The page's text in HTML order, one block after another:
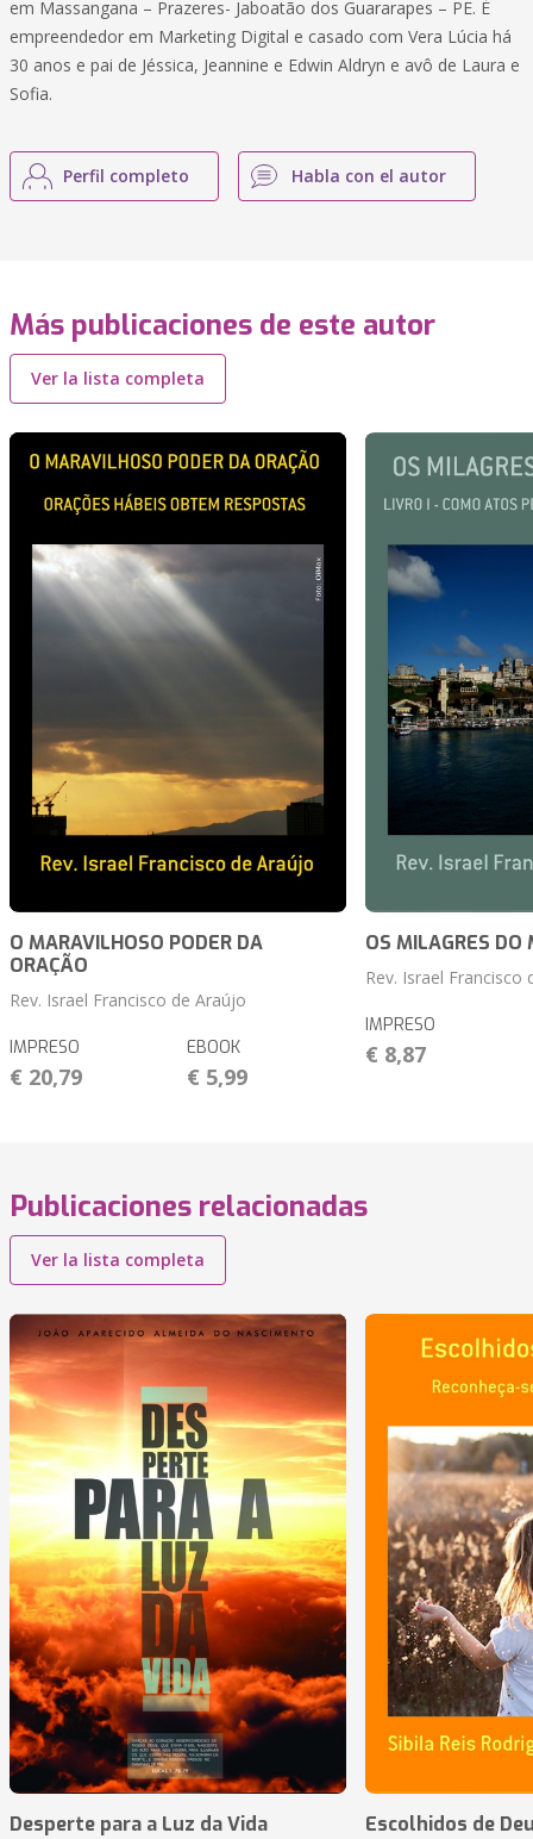
em Massangana – Prazeres- Jaboatão dos Guararapes – PE. É
empreendedor em Marketing Digital e casado com Vera Lúcia há
30 anos e pai de Jéssica, Jeannine e Edwin Aldryn e avô de Laura e
Sofia.
Perfil completo Habla con el autor
Más publicaciones de este autor
Ver la lista completa
O MARAVILHOSO PODER DA
ORAÇÃO
Rev. Israel Francisco de Araújo
IMPRESO
€ 20,79
EBOOK
€ 5,99
OS MILAGRES DO
Rev. Israel Francisco
IMPRESO
€ 8,87
Publicaciones relacionadas
Ver la lista completa
Desperte para a Luz da Vida Escolhidos de